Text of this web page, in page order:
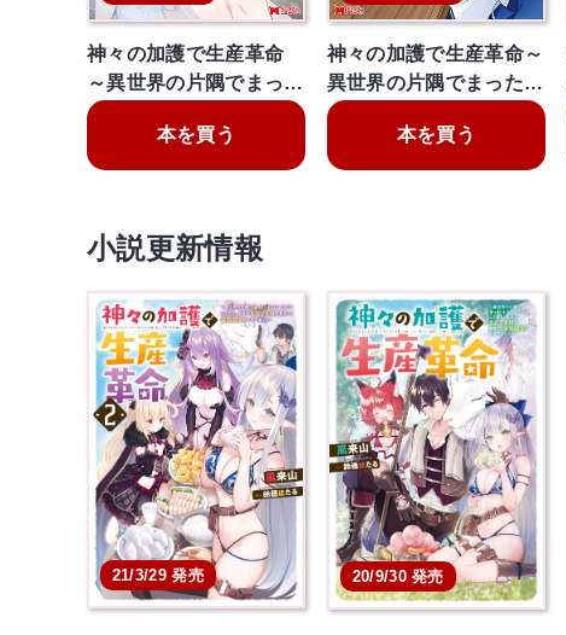
神々の加護で生産革命
～異世界の片隅でまっ…
本を買う
神々の加護で生産革命～
異世界の片隅でまった…
本を買う
小説更新情報
21/3/29 発売 20/9/30 発売